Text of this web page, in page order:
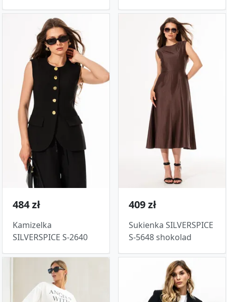
484 zł
Kamizelka
SILVERSPICE S-2640
409 zł
Sukienka SILVERSPICE
S-5648 shokolad